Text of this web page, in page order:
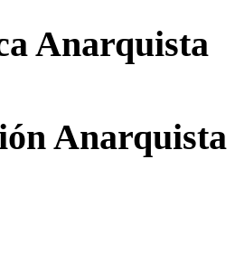
Anarquista